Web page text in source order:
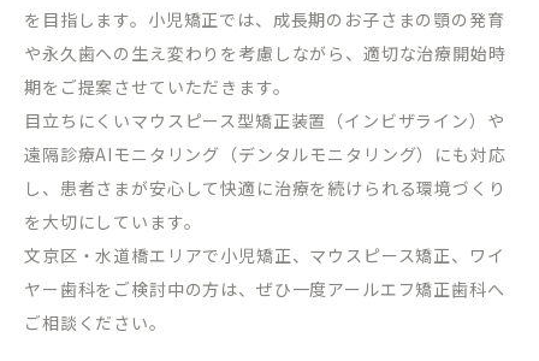
を目指します。小児矯正では、成長期のお子さまの顎の発育
や永久歯への生え変わりを考慮しながら、適切な治療開始時
期をご提案させていただきます。
目立ちにくいマウスピース型矯正装置（インビザライン）や
遠隔診療AIモニタリング（デンタルモニタリング）にも対応
し、患者さまが安心して快適に治療を続けられる環境づくり
を大切にしています。
文京区・水道橋エリアで小児矯正、マウスピース矯正、ワイ
ヤー歯科をご検討中の方は、ぜひ一度アールエフ矯正歯科へ
ご相談ください。